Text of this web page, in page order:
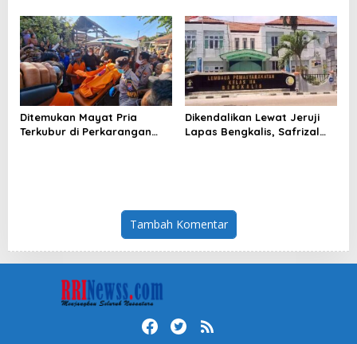
Kampar
Ditemukan Mayat Pria
Terkubur di Perkarangan
Dikendalikan Lewat Jeruji
Lapas Bengkalis, Safrizal
Tambah Komentar